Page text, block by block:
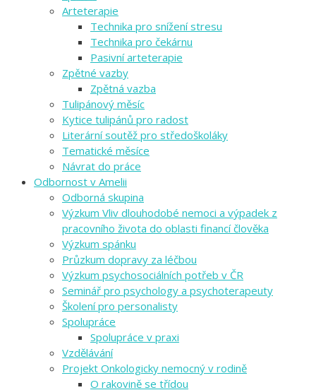
Arteterapie
Technika pro snížení stresu
Technika pro čekárnu
Pasivní arteterapie
Zpětné vazby
Zpětná vazba
Tulipánový měsíc
Kytice tulipánů pro radost
Literární soutěž pro středoškoláky
Tematické měsíce
Návrat do práce
Odbornost v Amelii
Odborná skupina
Výzkum Vliv dlouhodobé nemoci a výpadek z
pracovního života do oblasti financí člověka
Výzkum spánku
Průzkum dopravy za léčbou
Výzkum psychosociálních potřeb v ČR
Seminář pro psychology a psychoterapeuty
Školení pro personalisty
Spolupráce
Spolupráce v praxi
Vzdělávání
Projekt Onkologicky nemocný v rodině
O rakovině se třídou